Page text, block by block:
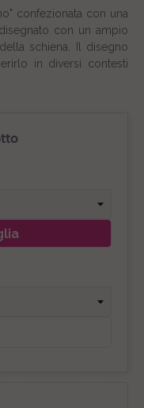
confezionata con una
con un ampio
schiena. Il disegno
in diversi contesti